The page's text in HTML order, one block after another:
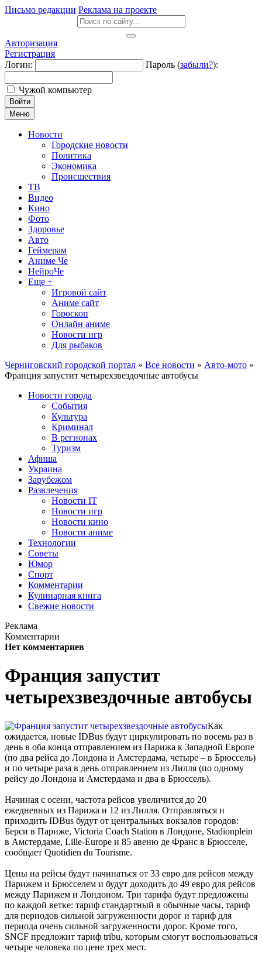
Письмо редакции Реклама на проекте
Авторизация
Регистрация
Логин:
Пароль (забыли?):
Чужой компьютер
Войти
Меню
Новости
Городские новости
Политика
Экономика
Происшествия
ТВ
Видео
Кино
Фото
Здоровье
Авто
Геймерам
Аниме Че
НейроЧе
Еще +
Игровой сайт
Аниме сайт
Гороскоп
Онлайн аниме
Новости игр
Для рыбаков
Черниговский городской портал » Все новости » Авто-мото »
Франция запустит четырехзвездочные автобусы
Новости города
События
Культура
Криминал
В регионах
Туризм
Афиша
Украина
Зарубежом
Развлечения
Новости IT
Новости игр
Новости кино
Новости аниме
Технологии
Советы
Юмор
Спорт
Комментарии
Кулинарная книга
Свежие новости
Реклама
Комментарии
Нет комментариев
Франция запустит
четырехзвездочные автобусы
Как
ожидается, новые IDBus будут циркулировать по восемь раз в
день в оба конца отправлением из Парижа к Западной Европе
(по два рейса до Лондона и Амстердама, четыре – в Брюссель)
и по четыре раза в день отправлением из Лилля (по одному
рейсу до Лондона и Амстердама и два в Брюссель).
Начиная с осени, частота рейсов увеличится до 20
ежедневных из Парижа и 12 из Лилля. Отправляться и
приходить IDBus будут от центральных вокзалов городов:
Берси в Париже, Victoria Coach Station в Лондоне, Stadionplein
в Амстердаме, Lille-Europe и 85 авеню де Франс в Брюсселе,
сообщает Quotidien du Tourisme.
Цены на рейсы будут начинаться от 33 евро для рейсов между
Парижем и Брюсселем и будут доходить до 49 евро для рейсов
между Парижем и Лондоном. Три тарифа будут предложены
по каждой ветке: тариф стандартный в обычные часы, тариф
для периодов сильной загруженности дорог и тариф для
периода очень сильной загруженности дорог. Кроме того,
SNCF предложит тариф tribu, которым смогут воспользоваться
четыре человека по цене трех мест.